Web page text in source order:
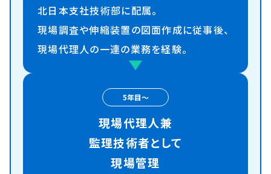
北日本支社技術部に配属。
現場調査や伸縮装置の図面作成に従事後、
現場代理人の一連の業務を経験。
5年目〜
現場代理人兼
監理技術者として
現場管理